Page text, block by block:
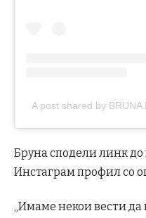
A post shared by
Бруна сподели линк до
Инстаграм профил со
„Имаме некои вести да